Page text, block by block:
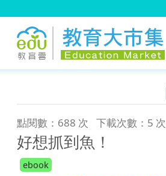
點閱數：688 次 下載次數：5 次
好想抓到魚！
ebook